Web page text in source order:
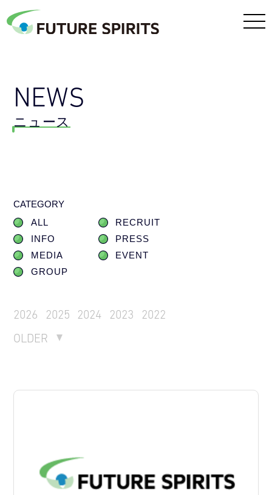
NEWS
ニュース
CATEGORY
ALL
RECRUIT
INFO
PRESS
MEDIA
EVENT
GROUP
2026 2025 2024 2023
2022
OLDER